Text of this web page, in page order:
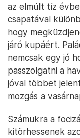
az elmúlt tíz
csapatával
hogy
járó kupáért.
nemcsak egy jó
passzolgatni a
jóval többet
mozgás a
Számukra a
kitörhessenek